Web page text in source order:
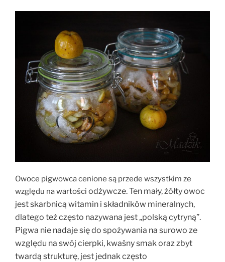
Owoce pigwowca cenione są przede wszystkim ze
względu na wartości odżywcze.Ten mały, żółty owoc
jest skarbnicą witamin i składników mineralnych,
dlatego też często nazywana jest „polską cytryną”.
Pigwa nie nadaje się do spożywania na surowo ze
względu na swój cierpki, kwaśny smak oraz zbyt
twardą strukturę, jest jednak często